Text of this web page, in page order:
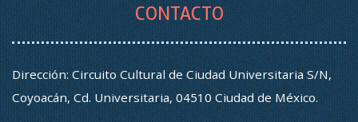
CONTACTO
Dirección: Circuito Cultural de Ciudad Universitaria S/N,
Coyoacán, Cd. Universitaria, 04510 Ciudad de México.